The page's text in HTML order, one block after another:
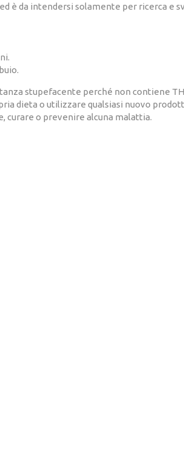
è da intendersi solamente per ricerca e
stupefacente perché non contiene
dieta o utilizzare qualsiasi nuovo
curare o prevenire alcuna malattia.